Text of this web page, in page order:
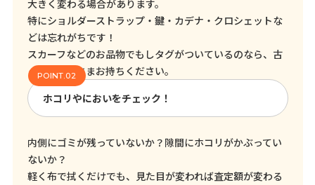
大きく変わる場合があります。
特にショルダーストラップ・鍵・カデナ・クロシェットな
どは忘れがちです！
スカーフなどのお品物でもしタグがついているのなら、古
くてもそのままお持ちください。
ホコリやにおいをチェック！
内側にゴミが残っていないか？隙間にホコリがかぶってい
ないか？
軽く布で拭くだけでも、見た目が変われば査定額が変わる